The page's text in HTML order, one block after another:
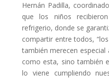
Hernán Padilla,
que los niños
refrigerio, donde se
compartir entre todos,
también merecen
como esta, sino también
lo viene cumpliendo